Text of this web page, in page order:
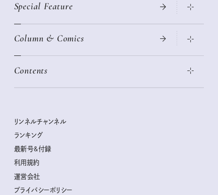
真夏のひんやりグッズ 2026
ニトリ・イケア・無印良品で賢くおしゃれなインテリア
絶品、お餅レシピ大集合！
クラフトビール案内
母の日に贈りたい、お花モチーフのアイテム
Special Feature
2026年春夏 トレンドファッションニュース
女子旅おすすめスポット 暮らすように心地いいリンネル旅ガイ
リンネル 暮らしの道具大賞
ナチュラルメイクレッスン
喜ばれる贈り物手帖
Column & Comics
ぐれいさん
空想喫茶トラノコクさんのあの店この店、喫茶訪問日記
圷みほさんのゆるっと週末キャンプ通信
豆柴・まもるくんの旅日記
柳沢小実さんのお散歩するようなゆるり旅
Contents
リンネル暮らし部
リンネルチャンネル
おぱんつ君のわくわく楽しい一週間占い
毎日が心地よくなるリンネルタロット
リンネルチャンネル
ランキング
最新号&付録
利用規約
運営会社
プライバシーポリシー